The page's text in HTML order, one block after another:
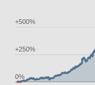
0%
+250%
+500%